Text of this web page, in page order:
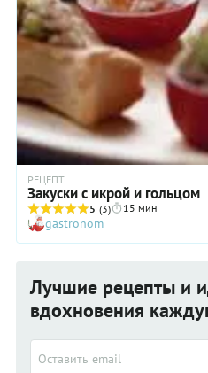
РЕЦЕПТ
Закуски с икрой и гольцом
5 (3) 15 мин
gastronom
Лучшие рецепты и
вдохновения